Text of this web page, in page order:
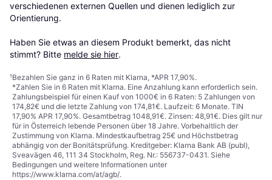
verschiedenen externen Quellen und dienen lediglich zur
Orientierung.
Haben Sie etwas an diesem Produkt bemerkt, das nicht
stimmt? Bitte melde sie hier.
¹Bezahlen Sie ganz in 6 Raten mit Klarna, *APR 17,90%.
*Zahlen Sie in 6 Raten mit Klarna. Eine Anzahlung kann erforderlich sein.
Zahlungsbeispiel für einen Kauf von 1000€ in 6 Raten: 5 Zahlungen von
174,82€ und die letzte Zahlung von 174,81€. Laufzeit: 6 Monate. TIN
17,90% APR 17,90%. Gesamtbetrag 1048,91€. Zinsen: 48,91€. Dies gilt nur
für in Österreich lebende Personen über 18 Jahre. Vorbehaltlich der
Zustimmung von Klarna. Mindestkaufbetrag 25€ und Höchstbetrag
abhängig von der Bonitätsprüfung. Kreditgeber: Klarna Bank AB (publ),
Sveavägen 46, 111 34 Stockholm, Reg. Nr.: 556737-0431. Siehe
Bedingungen und weitere Informationen unter
https://www.klarna.com/at/agb/.